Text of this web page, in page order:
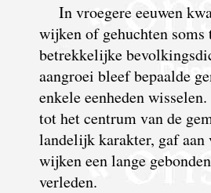
In vroegere eeuwen
wijken of gehuchten soms
betrekkelijke
aangroei bleef bepaalde
enkele eenheden
tot het centrum van de
landelijk karakter, gaf aan
wijken een lange
verleden.